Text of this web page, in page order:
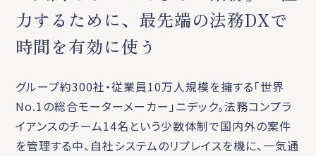
力するために、最先端の法務DXで
時間を有効に使う
グループ約300社・従業員10万人規模を擁する「世界
No.1の総合モーターメーカー」ニデック。法務コンプラ
イアンスのチーム14名という少数体制で国内外の案件
を管理する中、自社システムのリプレイスを機に、一気通